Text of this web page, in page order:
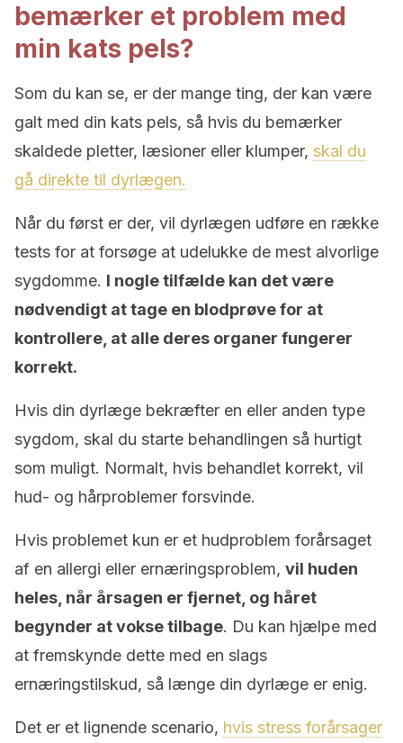
bemærker et problem med
min kats pels?
Som du kan se, er der mange ting, der kan være
galt med din kats pels, så hvis du bemærker
skaldede pletter, læsioner eller klumper, skal du
gå direkte til dyrlægen.
Når du først er der, vil dyrlægen udføre en række
tests for at forsøge at udelukke de mest alvorlige
sygdomme. I nogle tilfælde kan det være
nødvendigt at tage en blodprøve for at
kontrollere, at alle deres organer fungerer
korrekt.
Hvis din dyrlæge bekræfter en eller anden type
sygdom, skal du starte behandlingen så hurtigt
som muligt. Normalt, hvis behandlet korrekt, vil
hud- og hårproblemer forsvinde.
Hvis problemet kun er et hudproblem forårsaget
af en allergi eller ernæringsproblem, vil huden
heles, når årsagen er fjernet, og håret
begynder at vokse tilbage. Du kan hjælpe med
at fremskynde dette med en slags
ernæringstilskud, så længe din dyrlæge er enig.
Det er et lignende scenario, hvis stress forårsager